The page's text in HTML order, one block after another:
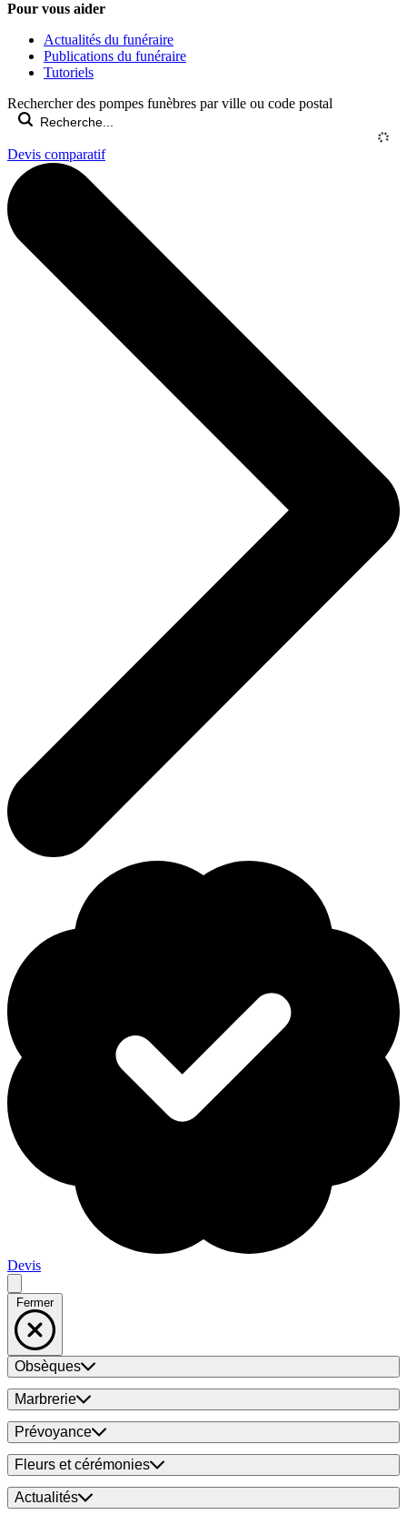
Pour vous aider
Actualités du funéraire
Publications du funéraire
Tutoriels
Rechercher des pompes funèbres par ville ou code postal
Devis comparatif
Devis
Fermer
Obsèques
Marbrerie
Prévoyance
Fleurs et cérémonies
Actualités